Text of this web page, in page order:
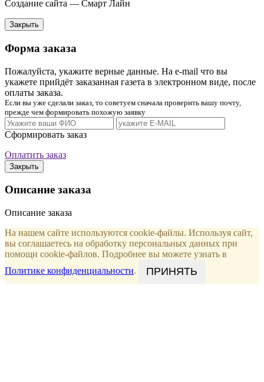
Создание сайта — Смарт Лайн
Закрыть
Форма заказа
Пожалуйста, укажите верные данные. На e-mail что вы
укажете прийдёт заказанная газета в электронном виде, после
оплаты заказа.
Если вы уже сделали заказ, то советуем сначала проверить вашу почту,
прежде чем формировать похожую заявку
Сформировать заказ
Оплатить заказ
Закрыть
Описание заказа
Описание заказа
На нашем сайте используются cookie-файлы. Используя сайт,
вы соглашаетесь на обработку персональных данных при
помощи cookie-файлов. Подробнее вы можете узнать в
Политике конфиденциальности. ПРИНЯТЬ